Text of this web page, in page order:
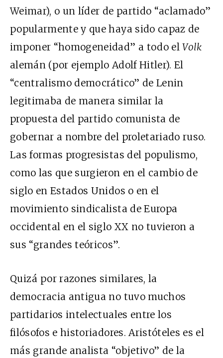
Weimar), o un líder de partido “aclamado”
popularmente y que haya sido capaz de
imponer “homogeneidad” a todo elVolk
alemán (por ejemplo Adolf Hitler). El
“centralismo democrático” de Lenin
legitimaba de manera similar la
propuesta del partido comunista de
gobernar a nombre del proletariado ruso.
Las formas progresistas del populismo,
como las que surgieron en el cambio de
siglo en Estados Unidos o en el
movimiento sindicalista de Europa
occidental en el siglo XX no tuvieron a
sus “grandes teóricos”.
Quizá por razones similares, la
democracia antigua no tuvo muchos
partidarios intelectuales entre los
filósofos e historiadores. Aristóteles es el
más grande analista “objetivo” de la